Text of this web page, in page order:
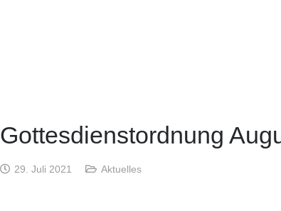
Gottesdienstordnung
29. Juli 2021 Aktuelles